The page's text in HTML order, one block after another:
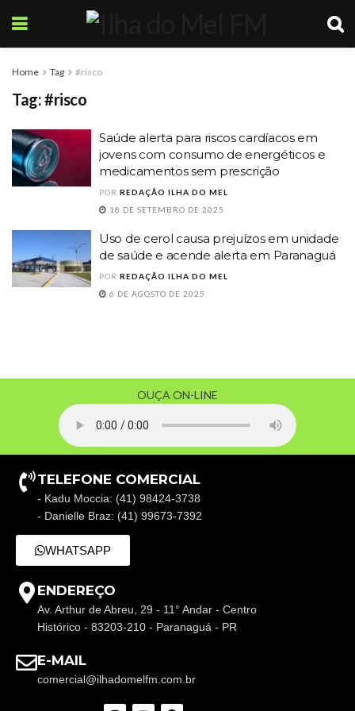
Home Tag #risco
Tag:#risco
Saúde alerta para riscos cardíacos em
jovens com consumo de energéticos e
medicamentos sem prescrição
POR REDAÇÃO ILHA DO MEL
18 DE SETEMBRO DE 2025
Uso de cerol causa prejuízos em unidade
de saúde e acende alerta em Paranaguá
POR REDAÇÃO ILHA DO MEL
6 DE AGOSTO DE 2025
OUÇA ON-LINE
TELEFONE COMERCIAL
- Kadu Moccia: (41) 98424-3738
- Danielle Braz: (41) 99673-7392
WHATSAPP
ENDEREÇO
Av. Arthur de Abreu, 29 - 11° Andar - Centro
Histórico - 83203-210 - Paranaguá - PR
E-MAIL
comercial@ilhadomelfm.com.br